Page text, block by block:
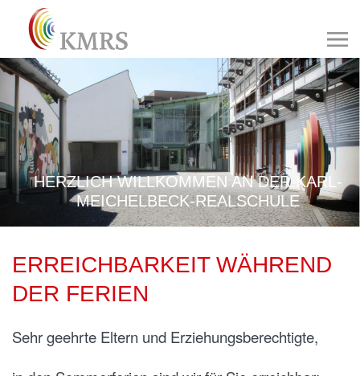
HERZLICH WILLKOMMEN AN DER KARL-
MEICHELBECK-REALSCHULE
ERREICHBARKEIT WÄHREND
DER FERIEN
Sehr geehrte Eltern und Erziehungsberechtigte,